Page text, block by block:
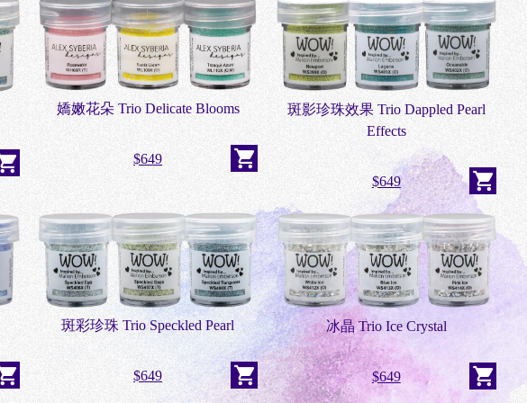
嬌嫩花朵 Trio Delicate Blooms
$649
斑影珍珠效果 Trio Dappled Pearl
Effects
$649
斑彩珍珠 Trio Speckled Pearl
$649
冰晶 Trio Ice Crystal
$649